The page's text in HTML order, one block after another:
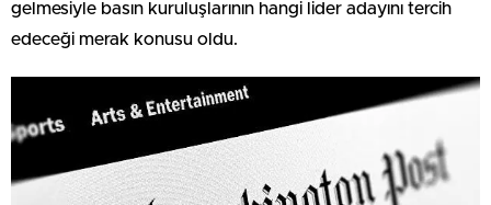
gelmesiyle basın kuruluşlarının hangi lider adayını tercih
edeceği merak konusu oldu.